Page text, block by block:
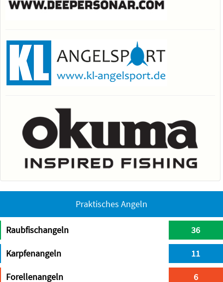
Praktisches Angeln
Raubfischangeln 36
Karpfenangeln 11
Forellenangeln 6